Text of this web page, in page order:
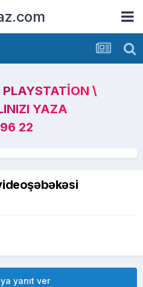
PLAYSTATION \
YAZA
22
yanıt ver